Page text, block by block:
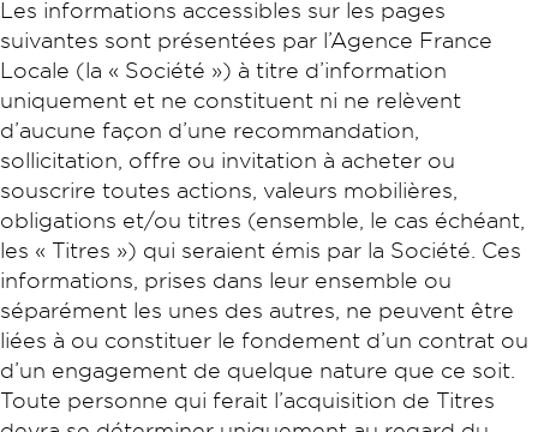
Les informations accessibles sur les pages
suivantes sont présentées par l’Agence France
Locale (la « Société ») à titre d’information
uniquement et ne constituent ni ne relèvent
d’aucune façon d’une recommandation,
sollicitation, offre ou invitation à acheter ou
souscrire toutes actions, valeurs mobilières,
obligations et/ou titres (ensemble, le cas échéant,
les « Titres ») qui seraient émis par la Société. Ces
informations, prises dans leur ensemble ou
séparément les unes des autres, ne peuvent être
liées à ou constituer le fondement d’un contrat ou
d’un engagement de quelque nature que ce soit.
Toute personne qui ferait l’acquisition de Titres